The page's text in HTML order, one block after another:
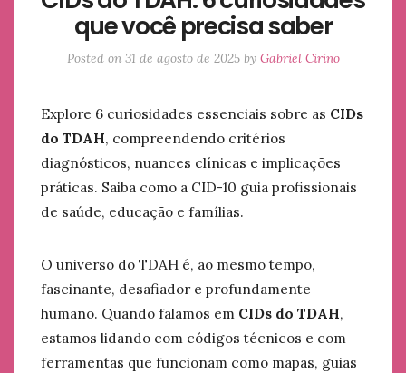
que você precisa saber
Posted on 31 de agosto de 2025 by Gabriel Cirino
Explore 6 curiosidades essenciais sobre as CIDs
do TDAH, compreendendo critérios
diagnósticos, nuances clínicas e implicações
práticas. Saiba como a CID-10 guia profissionais
de saúde, educação e famílias.
O universo do TDAH é, ao mesmo tempo,
fascinante, desafiador e profundamente
humano. Quando falamos em CIDs do TDAH,
estamos lidando com códigos técnicos e com
ferramentas que funcionam como mapas, guias